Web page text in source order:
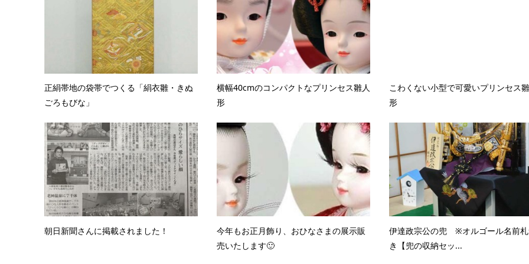
正絹帯地の袋帯でつくる「絹衣雛・きぬ
ごろもびな」
横幅40cmのコンパクトなプリンセス雛人
形
こわくない小型で可愛いプリンセス
形
朝日新聞さんに掲載されました！
今年もお正月飾り、おひなさまの展示販
売いたします🙂
伊達政宗公の兜 ※オルゴール名前
き【兜の収納セッ...